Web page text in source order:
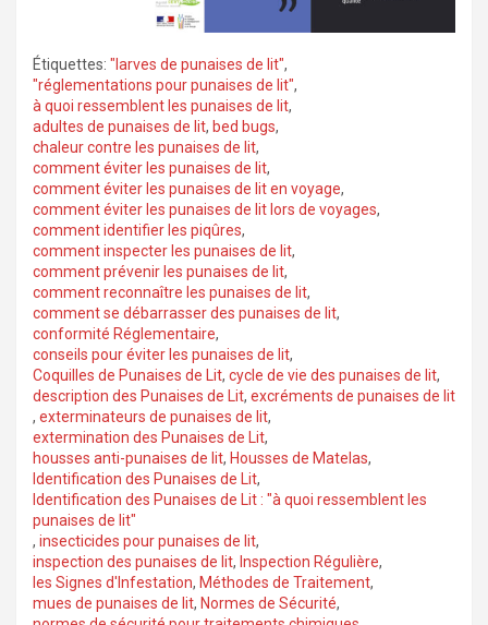
Étiquettes: "larves de punaises de lit",
"réglementations pour punaises de lit",
à quoi ressemblent les punaises de lit,
adultes de punaises de lit, bed bugs,
chaleur contre les punaises de lit,
comment éviter les punaises de lit,
comment éviter les punaises de lit en voyage,
comment éviter les punaises de lit lors de voyages,
comment identifier les piqûres,
comment inspecter les punaises de lit,
comment prévenir les punaises de lit,
comment reconnaître les punaises de lit,
comment se débarrasser des punaises de lit,
conformité Réglementaire,
conseils pour éviter les punaises de lit,
Coquilles de Punaises de Lit, cycle de vie des punaises de lit,
description des Punaises de Lit, excréments de punaises de lit
, exterminateurs de punaises de lit,
extermination des Punaises de Lit,
housses anti-punaises de lit, Housses de Matelas,
Identification des Punaises de Lit,
Identification des Punaises de Lit : "à quoi ressemblent les
punaises de lit"
, insecticides pour punaises de lit,
inspection des punaises de lit, Inspection Régulière,
les Signes d'Infestation, Méthodes de Traitement,
mues de punaises de lit, Normes de Sécurité,